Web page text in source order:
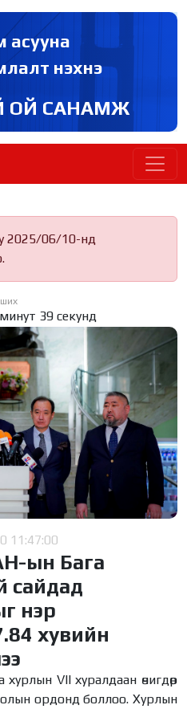
асууна
нэхнэ
ОЙ САНАМЖ
2025/06/10-нд
39 секунд
11:47:00
ын Бага
сайдад
нэр
хувийн
VII хуралдаан өчигдөр
ордонд боллоо. Хурлын